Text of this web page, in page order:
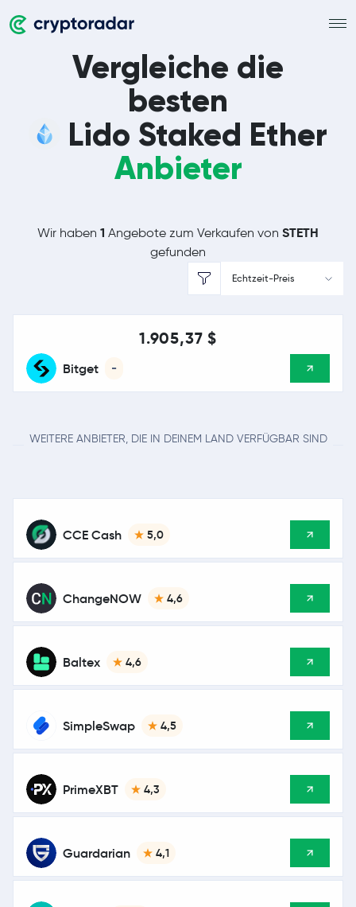
Vergleiche die
besten
Lido Staked Ether
Anbieter
Wir haben 1 Angebote zum Verkaufen von STETH
gefunden
Echtzeit-Preis
Bitget -
1.905,37 $
WEITERE ANBIETER, DIE IN DEINEM LAND VERFÜGBAR SIND
CCE Cash 5,0
ChangeNOW 4,6
Baltex 4,6
SimpleSwap 4,5
PrimeXBT 4,3
Guardarian 4,1